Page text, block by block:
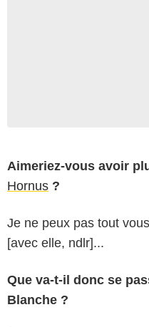
Aimeriez-vous avoir
Hornus ?
Je ne peux pas tout
[avec elle, ndlr]...
Que va-t-il donc se
Blanche ?